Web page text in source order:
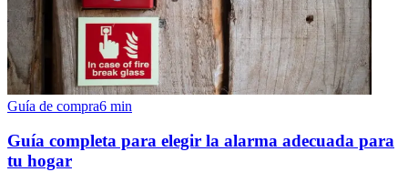
Guía de compra6 min
Guía completa para elegir la alarma adecuada para
tu hogar